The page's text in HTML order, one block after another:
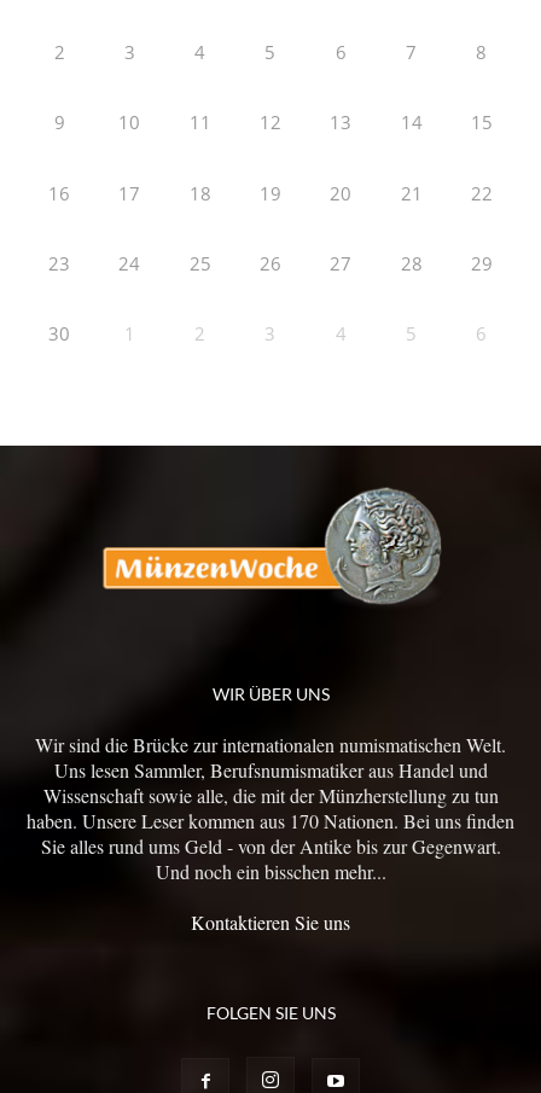
2 3 4 5 6 7 8
9 10 11 12 13 14 15
16 17 18 19 20 21 22
23 24 25 26 27 28 29
30 1 2 3 4 5 6
WIR ÜBER UNS
Wir sind die Brücke zur internationalen numismatischen Welt.
Uns lesen Sammler, Berufsnumismatiker aus Handel und
Wissenschaft sowie alle, die mit der Münzherstellung zu tun
haben. Unsere Leser kommen aus 170 Nationen. Bei uns finden
Sie alles rund ums Geld - von der Antike bis zur Gegenwart.
Und noch ein bisschen mehr...
Kontaktieren Sie uns
FOLGEN SIE UNS